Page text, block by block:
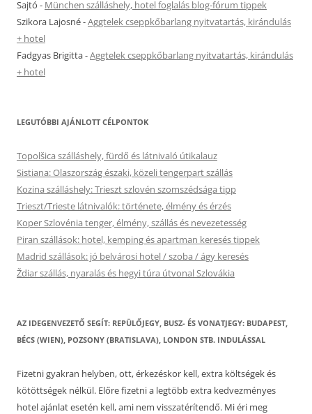
Sajtó - München szálláshely, hotel foglalás blog-fórum tippek
Szikora Lajosné-Aggtelek cseppkőbarlang nyitvatartás, kirándulás
+ hotel
Fadgyas Brigitta-Aggtelek cseppkőbarlang nyitvatartás, kirándulás
+ hotel
LEGUTÓBBI AJÁNLOTT CÉLPONTOK
Topolšica szálláshely, fürdő és látnivaló útikalauz
Sistiana: Olaszország északi, közeli tengerpart szállás
Kozina szálláshely: Trieszt szlovén szomszédsága tipp
Trieszt/Trieste látnivalók: története, élmény és érzés
Koper Szlovénia tenger, élmény, szállás és nevezetesség
Piran szállások: hotel, kemping és apartman keresés tippek
Madrid szállások: jó belvárosi hotel / szoba / ágy keresés
Ždiar szállás, nyaralás és hegyi túra útvonal Szlovákia
AZ IDEGENVEZETŐ SEGÍT: REPÜLŐJEGY, BUSZ- ÉS VONATJEGY: BUDAPEST,
BÉCS (WIEN), POZSONY (BRATISLAVA), LONDON STB. INDULÁSSAL
Fizetni gyakran helyben, ott, érkezéskor kell, extra költségek és
kötöttségek nélkül. Előre fizetni a legtöbb extra kedvezményes
hotel ajánlat esetén kell, ami nem visszatérítendő. Mi éri meg